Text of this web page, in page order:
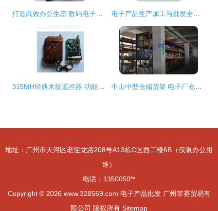
地址：广州市天河区老迎龙路208号A13栋C区西二楼6B（仅限办公用
途）
电话：1350050**
Copyright © 2026 www.328569.com 电子产品批发 广州菲赛贸易有
限公司 版权所有 Sitemap